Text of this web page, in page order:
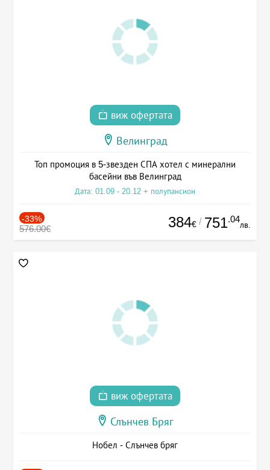
виж офертата
Велинград
Топ промоция в 5-звезден СПА хотел с минерални
басейни във Велинград
Дата: 01.09 - 20.12 + полупансион
-33%
576.00€ 384€ / 751.04
лв.
виж офертата
Слънчев Бряг
Нобел - Слънчев бряг